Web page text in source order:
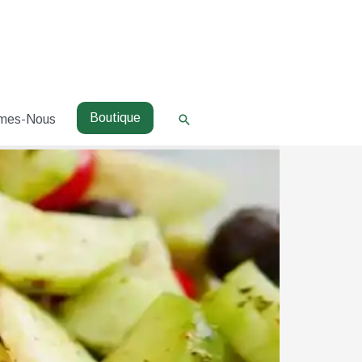
Nous Boutique Rechercher